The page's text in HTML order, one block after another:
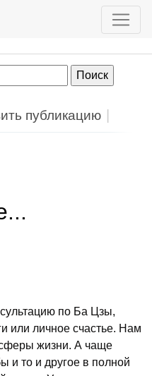
публикацию
по Ба Цзы,
или личное счастье. Нам
жизни. А чаще
и то и другое в полной